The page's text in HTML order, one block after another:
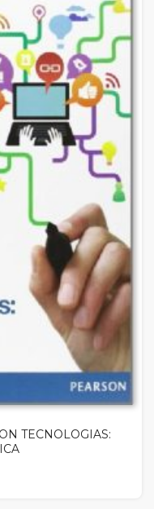
TECNOLOGIAS: